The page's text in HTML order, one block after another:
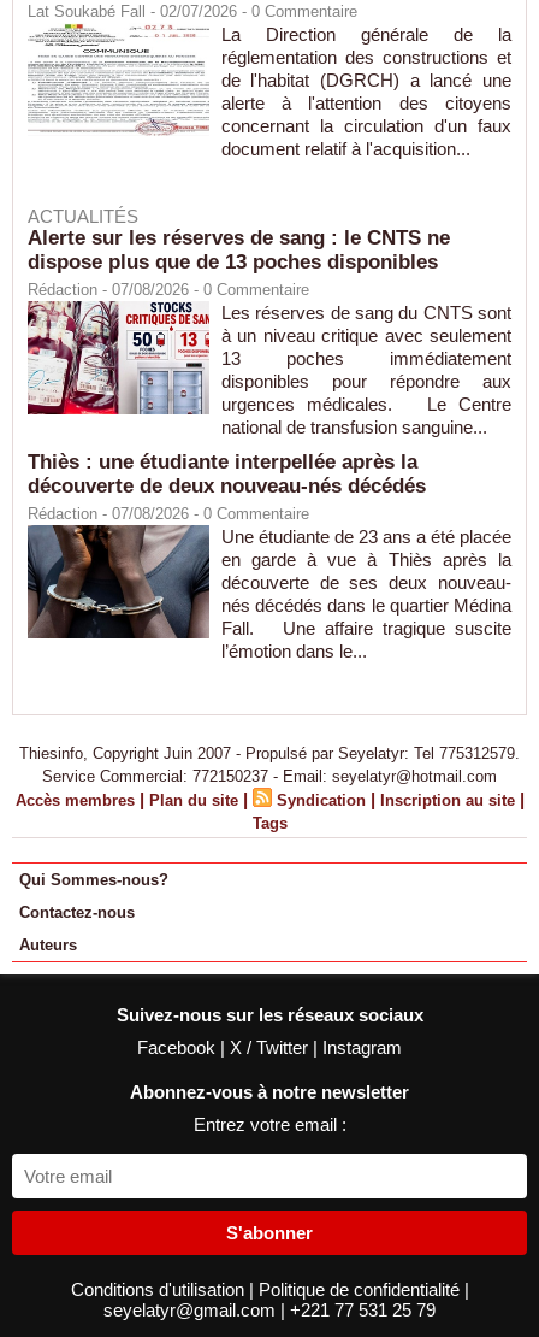
Lat Soukabé Fall - 02/07/2026 - 0 Commentaire
La Direction générale de la
réglementation des constructions et
de l'habitat (DGRCH) a lancé une
alerte à l'attention des citoyens
concernant la circulation d'un faux
document relatif à l'acquisition...
ACTUALITÉS
Alerte sur les réserves de sang : le CNTS ne
dispose plus que de 13 poches disponibles
Rédaction - 07/08/2026 - 0 Commentaire
Les réserves de sang du CNTS sont
à un niveau critique avec seulement
13 poches immédiatement
disponibles pour répondre aux
urgences médicales. Le Centre
national de transfusion sanguine...
Thiès : une étudiante interpellée après la
découverte de deux nouveau-nés décédés
Rédaction - 07/08/2026 - 0 Commentaire
Une étudiante de 23 ans a été placée
en garde à vue à Thiès après la
découverte de ses deux nouveau-
nés décédés dans le quartier Médina
Fall. Une affaire tragique suscite
l’émotion dans le...
Thiesinfo, Copyright Juin 2007 - Propulsé par Seyelatyr: Tel 775312579.
Service Commercial: 772150237 - Email: seyelatyr@hotmail.com
Accès membres | Plan du site | Syndication | Inscription au site |
Tags
Qui Sommes-nous?
Contactez-nous
Auteurs
Suivez-nous sur les réseaux sociaux
Facebook | X / Twitter | Instagram
Abonnez-vous à notre newsletter
Entrez votre email :
S'abonner
Conditions d'utilisation | Politique de confidentialité |
seyelatyr@gmail.com | +221 77 531 25 79